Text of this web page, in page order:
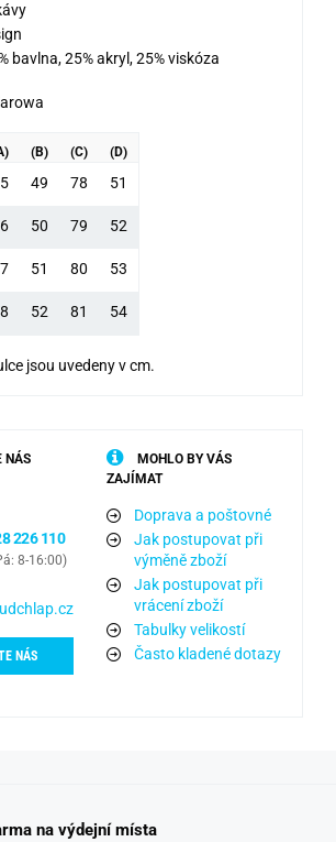
bavlna, 25% akryl, 25% viskóza
(B) (C) (D)
49 78 51
50 79 52
51 80 53
52 81 54
jsou uvedeny v cm.
NÁS
226 110
8-16:00)
NÁS
MOHLO BY VÁS
ZAJÍMAT
Doprava a poštovné
Jak postupovat při
výměně zboží
Jak postupovat při
vrácení zboží
Tabulky velikostí
Často kladené dotazy
na výdejní místa